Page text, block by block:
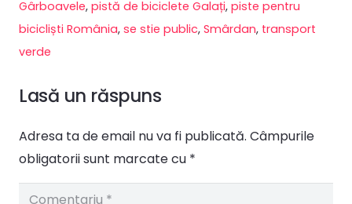
Gârboavele, pistă de biciclete Galați, piste pentru
bicicliști România, se stie public, Smârdan, transport
verde
Lasă un răspuns
Adresa ta de email nu va fi publicată. Câmpurile
obligatorii sunt marcate cu *